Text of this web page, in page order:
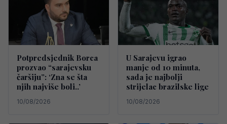
Potpredsjednik Borca
prozvao “sarajevsku
čaršiju”: ‘Zna se šta
njih najviše boli..’
10/08/2026
U Sarajevu igrao
manje od 10 minuta,
sada je najbolji
strijelac brazilske lige
10/08/2026